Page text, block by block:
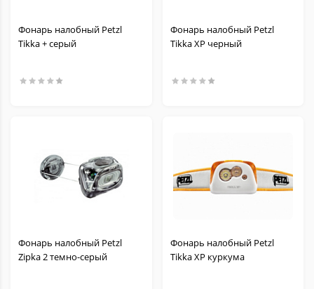
Фонарь налобный Petzl
Tikka + серый
Фонарь налобный Petzl
Tikka XP черный
Фонарь налобный Petzl
Zipka 2 темно-серый
Фонарь налобный Petzl
Tikka XP куркума